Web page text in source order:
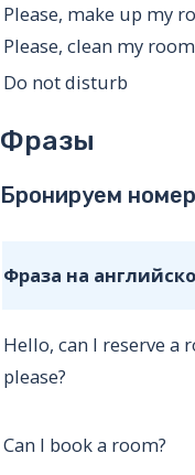
Please, make up my
Please, clean my room
Do not disturb
Фразы
Бронируем
Фраза на
Hello, can I reserve a
please?
Can I book a room?